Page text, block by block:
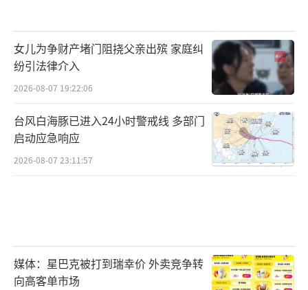
女儿为争财产堵门阻挠父亲出殡 家庭纠
纷引法律介入
2026-08-07 19:22:06
台风白海豚已进入24小时警戒线 多部门
启动应急响应
2026-08-07 23:11:57
媒体：星巴克被打到瑞幸价 外卖竞争转
向高客单市场